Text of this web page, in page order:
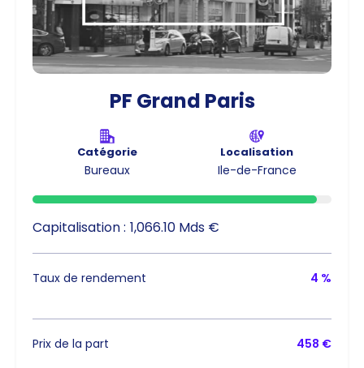
PF Grand Paris
Catégorie
Bureaux
Localisation
Ile-de-France
Capitalisation : 1,066.10 Mds €
Taux de rendement 4 %
Prix de la part 458 €